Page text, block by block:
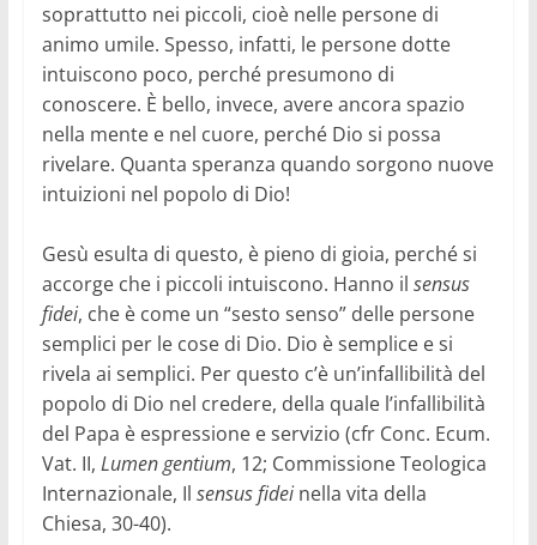
soprattutto nei piccoli, cioè nelle persone di
animo umile. Spesso, infatti, le persone dotte
intuiscono poco, perché presumono di
conoscere. È bello, invece, avere ancora spazio
nella mente e nel cuore, perché Dio si possa
rivelare. Quanta speranza quando sorgono nuove
intuizioni nel popolo di Dio!
Gesù esulta di questo, è pieno di gioia, perché si
accorge che i piccoli intuiscono. Hanno il sensus
fidei, che è come un “sesto senso” delle persone
semplici per le cose di Dio. Dio è semplice e si
rivela ai semplici. Per questo c’è un’infallibilità del
popolo di Dio nel credere, della quale l’infallibilità
del Papa è espressione e servizio (cfr Conc. Ecum.
Vat. II, Lumen gentium, 12; Commissione Teologica
Internazionale, Il sensus fideinella vita della
Chiesa, 30-40).